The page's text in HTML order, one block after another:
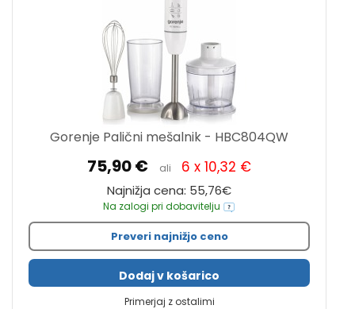
Gorenje Palični mešalnik - HBC804QW
75,90 € ali 6 x 10,32 €
Najnižja cena: 55,76€
Na zalogi pri dobavitelju
Preveri najnižjo ceno
Dodaj v košarico
Primerjaj z ostalimi